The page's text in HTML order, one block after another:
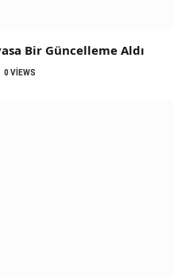
Bir Güncelleme Aldı
0 VIEWS